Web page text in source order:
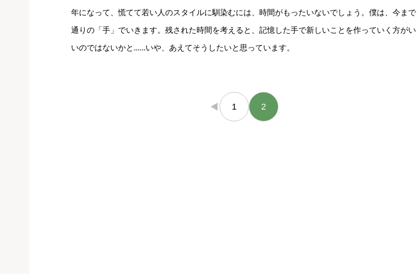
年になって、慌てて若い人のスタイルに馴染むには、時間がもったいないでしょう。僕は、今まで
通りの「手」でいきます。残された時間を考えると、記憶した手で新しいことを作っていく方がい
いのではないかと......いや、あえてそうしたいと思っています。
← 1 2